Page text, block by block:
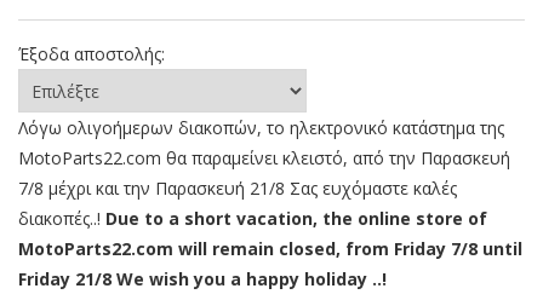
Έξοδα αποστολής:
Λόγω ολιγοήμερων διακοπών, το ηλεκτρονικό κατάστημα της
MotoParts22.com θα παραμείνει κλειστό, από την Παρασκευή
7/8 μέχρι και την Παρασκευή 21/8 Σας ευχόμαστε καλές
διακοπές..! Due to a short vacation, the online store of
MotoParts22.com will remain closed, from Friday 7/8 until
Friday 21/8 We wish you a happy holiday ..!